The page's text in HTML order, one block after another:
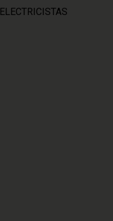
ELECTRICISTAS